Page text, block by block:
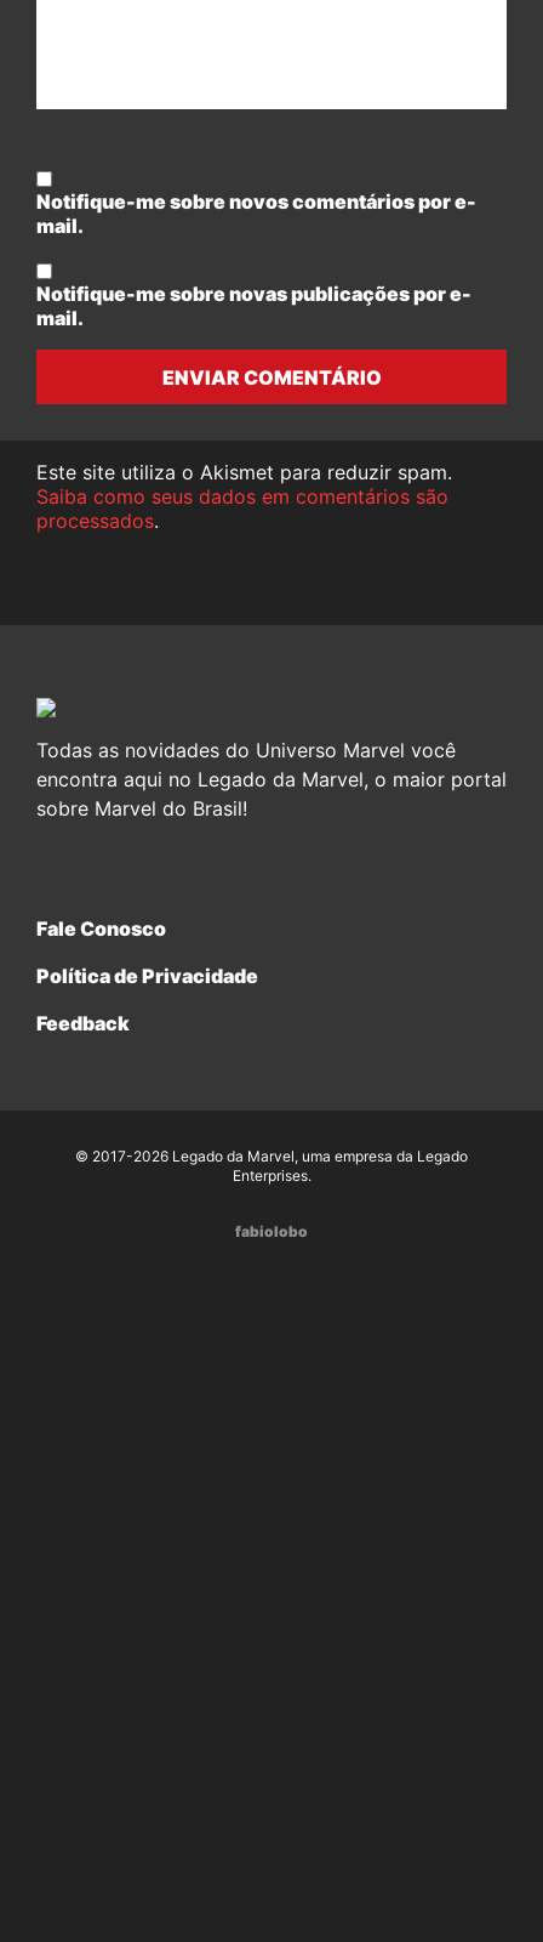
Notifique-me sobre novos comentários por e-
mail.
Notifique-me sobre novas publicações por e-
mail.
ENVIAR COMENTÁRIO
Este site utiliza o Akismet para reduzir spam.
Saiba como seus dados em comentários são
processados.
Todas as novidades do Universo Marvel você
encontra aqui no Legado da Marvel, o maior portal
sobre Marvel do Brasil!
Fale Conosco
Política de Privacidade
Feedback
© 2017-2026 Legado da Marvel, uma empresa da Legado
Enterprises.
fabiolobo